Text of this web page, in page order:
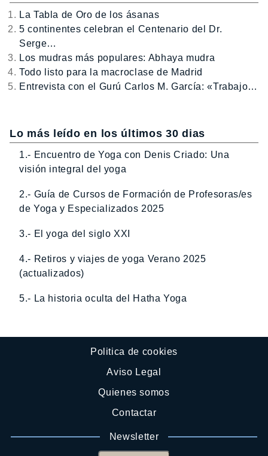
La Tabla de Oro de los ásanas
5 continentes celebran el Centenario del Dr.
Serge…
Los mudras más populares: Abhaya mudra
Todo listo para la macroclase de Madrid
Entrevista con el Gurú Carlos M. García: «Trabajo…
Lo más leído en los últimos 30 dias
1.- Encuentro de Yoga con Denis Criado: Una
visión integral del yoga
2.- Guía de Cursos de Formación de Profesoras/es
de Yoga y Especializados 2025
3.- El yoga del siglo XXI
4.- Retiros y viajes de yoga Verano 2025
(actualizados)
5.- La historia oculta del Hatha Yoga
Politica de cookies
Aviso Legal
Quienes somos
Contactar
Newsletter